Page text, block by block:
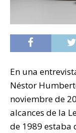
En una
Néstor
noviembre de
alcances de la
de 1989